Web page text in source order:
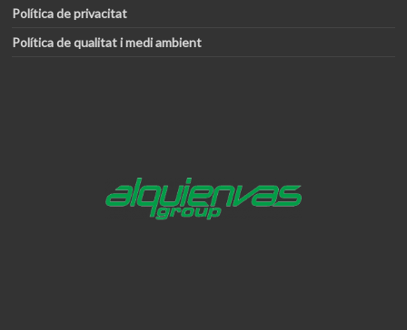
Política de privacitat
Política de qualitat i medi ambient